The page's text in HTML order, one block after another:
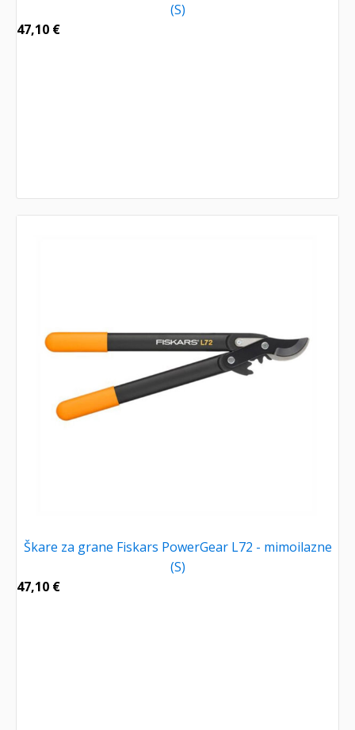
(S)
47,10 €
Škare za grane Fiskars PowerGear L72 - mimoilazne
(S)
47,10 €